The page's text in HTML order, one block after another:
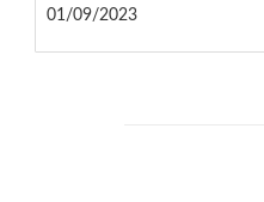
01/09/2023